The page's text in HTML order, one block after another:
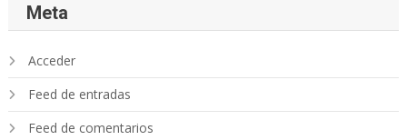
Meta
Acceder
Feed de entradas
Feed de comentarios